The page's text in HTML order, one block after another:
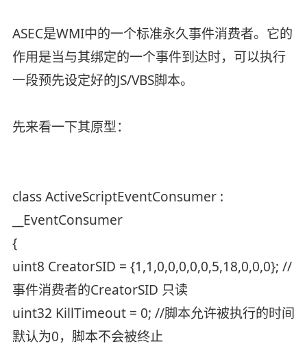
ASEC是WMI中的一个标准永久事件消费者。它的
作用是当与其绑定的一个事件到达时，可以执行
一段预先设定好的JS/VBS脚本。
先来看一下其原型：
class ActiveScriptEventConsumer :
__EventConsumer
{
uint8 CreatorSID = {1,1,0,0,0,0,0,5,18,0,0,0}; //
事件消费者的CreatorSID 只读
uint32 KillTimeout = 0; //脚本允许被执行的时间
默认为0，脚本不会被终止